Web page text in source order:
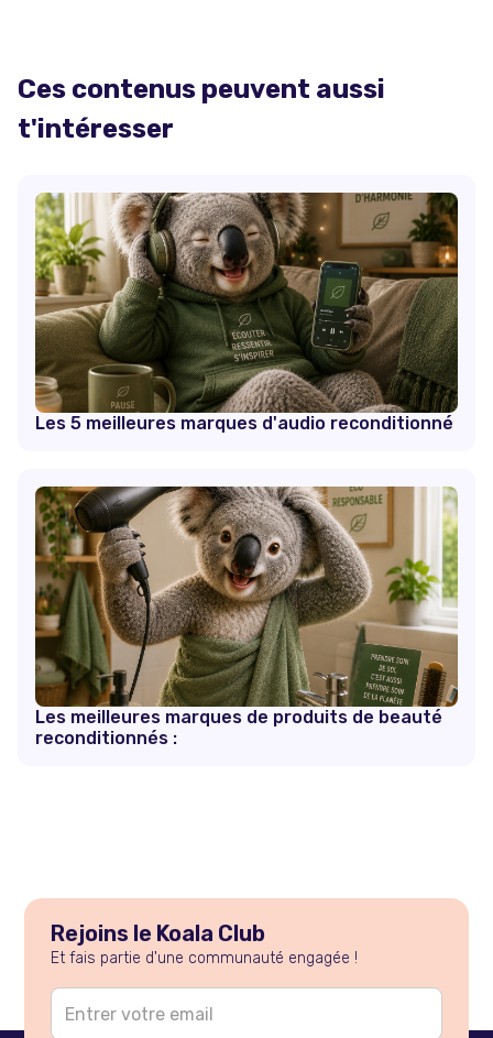
Ces contenus peuvent aussi
t'intéresser
Les 5 meilleures marques d'audio reconditionné
Les meilleures marques de produits de beauté
reconditionnés :
Rejoins le Koala Club
Et fais partie d'une communauté engagée !